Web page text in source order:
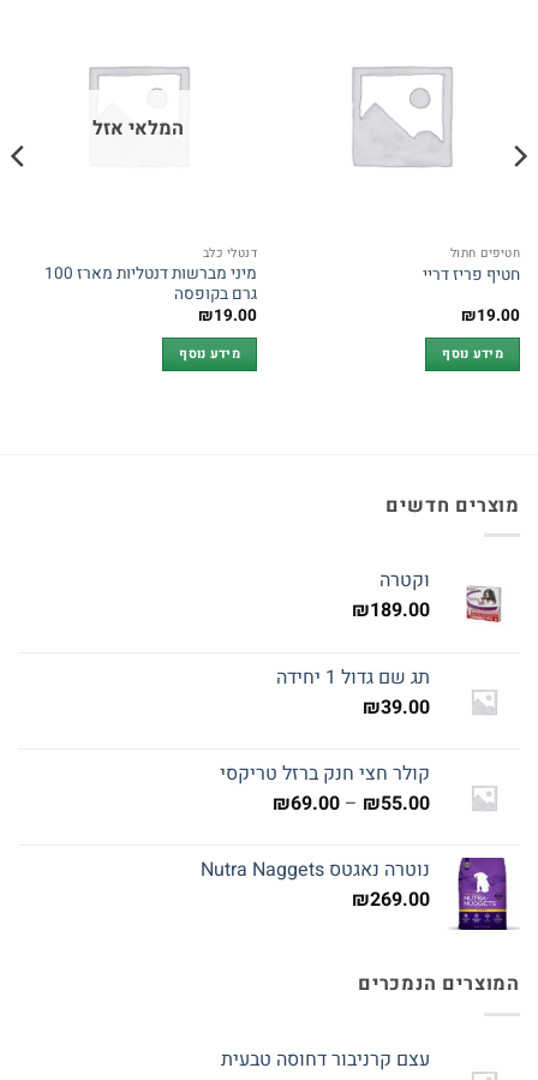
חטיפים חתול
חטיף פריז דריי
₪19.00
מידע נוסף
המלאי אזל
דנטלי כלב
מיני מברשות דנטליות מארז 100
גרם בקופסה
₪19.00
מידע נוסף
מוצרים חדשים
וקטרה
₪189.00
תג שם גדול 1 יחידה
₪39.00
קולר חצי חנק ברזל טריקסי
₪55.00
–
₪69.00
עד
נוטרה נאגטס Nutra Naggets
₪269.00
המוצרים הנמכרים
עצם קרניבור דחוסה טבעית